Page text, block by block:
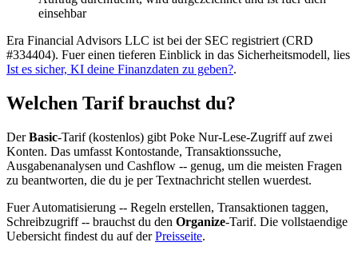
einsehbar
Era Financial Advisors LLC ist bei der SEC registriert (CRD
#334404). Fuer einen tieferen Einblick in das Sicherheitsmodell, lies
Ist es sicher, KI deine Finanzdaten zu geben?.
Welchen Tarif brauchst du?
DerBasic-Tarif (kostenlos) gibt Poke Nur-Lese-Zugriff auf zwei
Konten. Das umfasst Kontostande, Transaktionssuche,
Ausgabenanalysen und Cashflow -- genug, um die meisten Fragen
zu beantworten, die du je per Textnachricht stellen wuerdest.
Fuer Automatisierung -- Regeln erstellen, Transaktionen taggen,
Schreibzugriff -- brauchst du den Organize-Tarif. Die vollstaendige
Uebersicht findest du auf derPreisseite.